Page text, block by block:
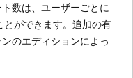
数は、ユーザーごとに
とができます。追加の有
のエディションによっ